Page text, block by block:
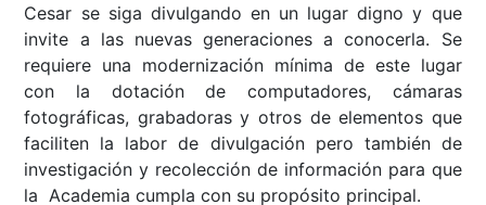
Cesar se siga divulgando en un lugar digno y que
invite a las nuevas generaciones a conocerla. Se
requiere una modernización mínima de este lugar
con la dotación de computadores, cámaras
fotográficas, grabadoras y otros de elementos que
faciliten la labor de divulgación pero también de
investigación y recolección de información para que
la Academia cumpla con su propósito principal.